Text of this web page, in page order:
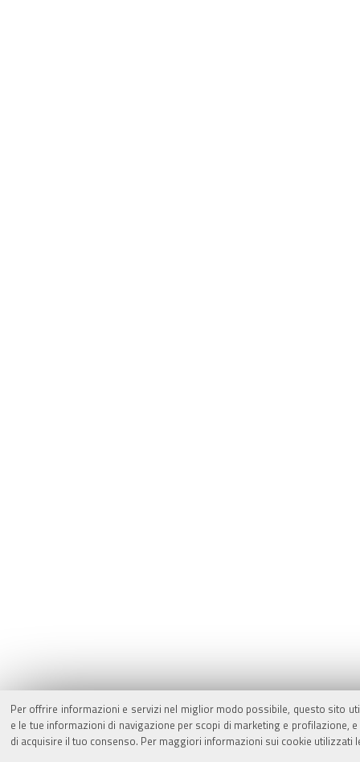
Per offrire informazioni e servizi nel miglior modo possibile, questo sito
e le tue informazioni di navigazione per scopi di marketing e
di acquisire il tuo consenso. Per maggiori informazioni sui cookie utilizzati